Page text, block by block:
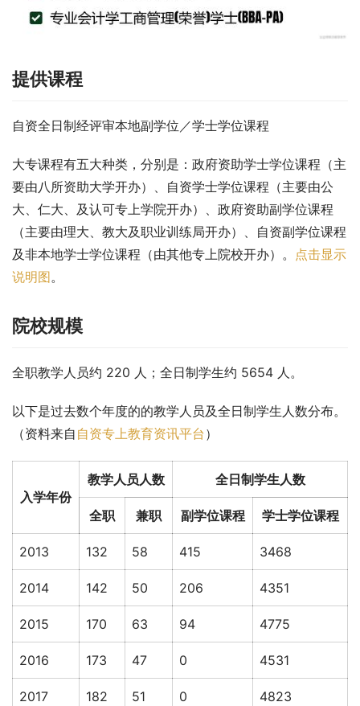
提供课程
自资全日制经评审本地副学位／学士学位课程
大专课程有五大种类，分别是：政府资助学士学位课程（主
要由八所资助大学开办）、自资学士学位课程（主要由公
大、仁大、及认可专上学院开办）、政府资助副学位课程
（主要由理大、教大及职业训练局开办）、自资副学位课程
及非本地学士学位课程（由其他专上院校开办）。 点击显示
说明图。
院校规模
全职教学人员约 220 人；全日制学生约 5654 人。
以下是过去数个年度的的教学人员及全日制学生人数分布。
（资料来自 自资专上教育资讯平台 ）
入学年份
教学人员人数 全日制学生人数
全职 兼职 副学位课程 学士学位课程
2013 132 58 415 3468
2014 142 50 206 4351
2015 170 63 94 4775
2016 173 47 0 4531
2017 182 51 0 4823